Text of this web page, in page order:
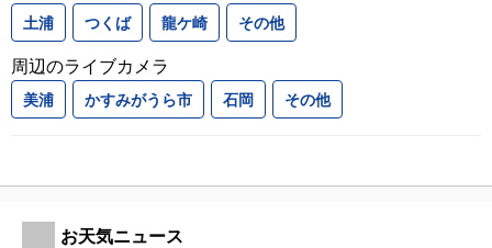
土浦 つくば 龍ケ崎 その他
周辺のライブカメラ
美浦 かすみがうら市 石岡 その他
お天気ニュース